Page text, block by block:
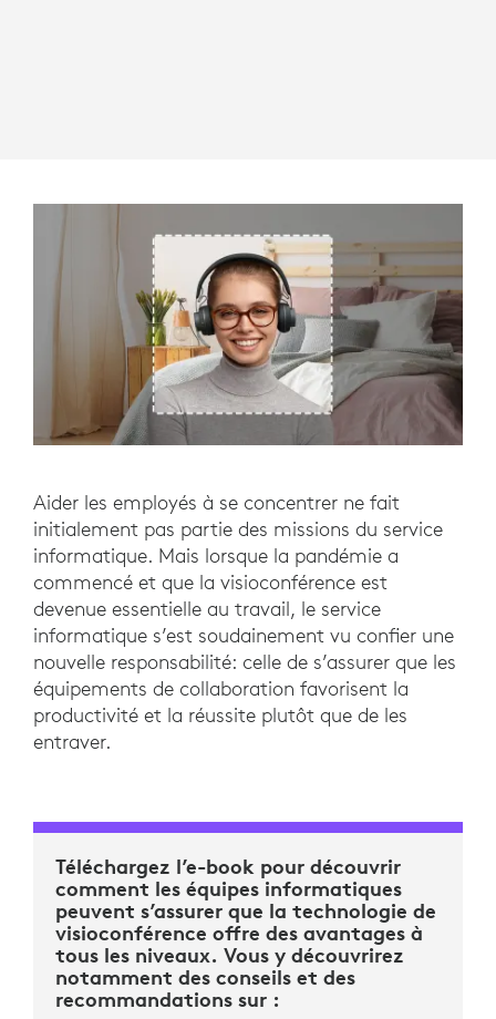
Aider les employés à se concentrer ne fait
initialement pas partie des missions du service
informatique. Mais lorsque la pandémie a
commencé et que la visioconférence est
devenue essentielle au travail, le service
informatique s’est soudainement vu confier une
nouvelle responsabilité: celle de s’assurer que les
équipements de collaboration favorisent la
productivité et la réussite plutôt que de les
entraver.
Téléchargez l’e-book pour découvrir
comment les équipes informatiques
peuvent s’assurer que la technologie de
visioconférence offre des avantages à
tous les niveaux. Vous y découvrirez
notamment des conseils et des
recommandations sur :